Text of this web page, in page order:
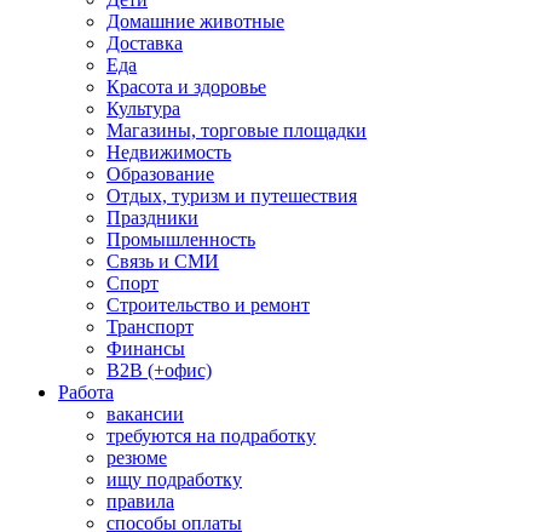
Домашние животные
Доставка
Еда
Красота и здоровье
Культура
Магазины, торговые площадки
Недвижимость
Образование
Отдых, туризм и путешествия
Праздники
Промышленность
Связь и СМИ
Спорт
Строительство и ремонт
Транспорт
Финансы
B2B (+офис)
Работа
вакансии
требуются на подработку
резюме
ищу подработку
правила
способы оплаты